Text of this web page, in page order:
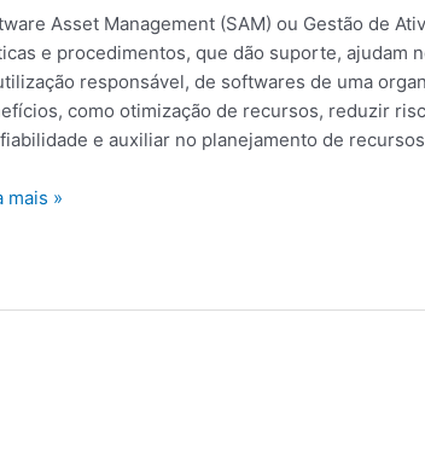
Asset Management (SAM) ou Gestão de
e procedimentos, que dão suporte, ajudam
responsável, de softwares de uma
como otimização de recursos, reduzir
e auxiliar no planejamento de
mais »